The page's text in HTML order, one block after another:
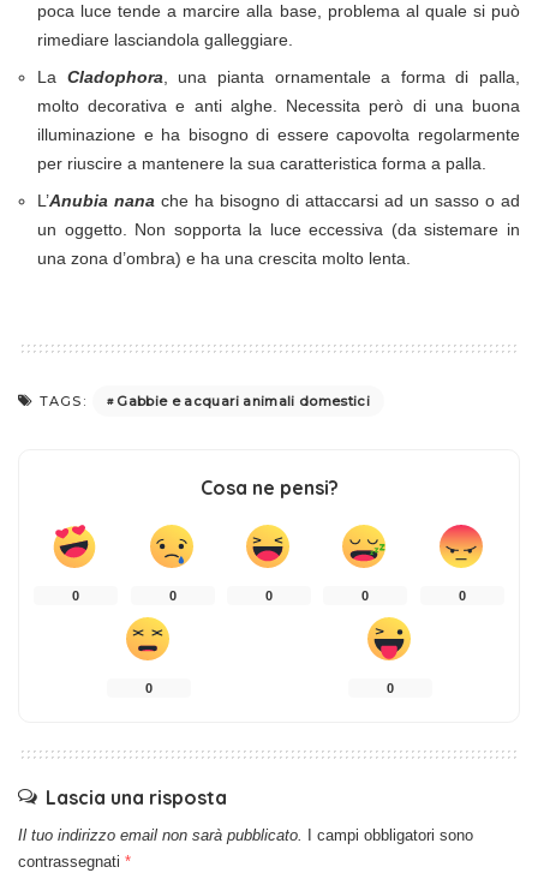
poca luce tende a marcire alla base, problema al quale si può
rimediare lasciandola galleggiare.
La Cladophora, una pianta ornamentale a forma di palla,
molto decorativa e anti alghe. Necessita però di una buona
illuminazione e ha bisogno di essere capovolta regolarmente
per riuscire a mantenere la sua caratteristica forma a palla.
L’Anubia nana che ha bisogno di attaccarsi ad un sasso o ad
un oggetto. Non sopporta la luce eccessiva (da sistemare in
una zona d’ombra) e ha una crescita molto lenta.
TAGS: Gabbie e acquari animali domestici
Cosa ne pensi?
0 0 0 0 0
0 0
Lascia una risposta
Il tuo indirizzo email non sarà pubblicato.
I campi obbligatori sono
contrassegnati *